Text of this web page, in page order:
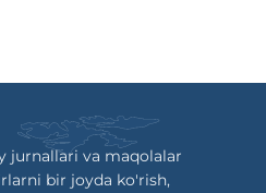
jurnallari va maqolalar
bir joyda ko'rish,